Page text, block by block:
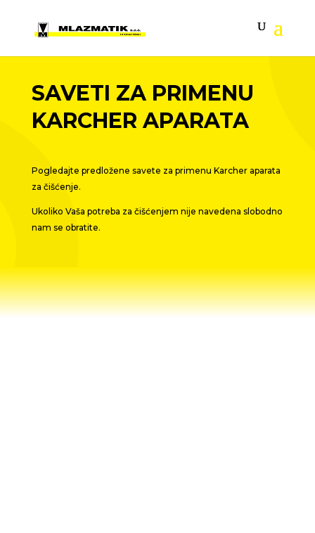
SAVETI ZA PRIMENU
KARCHER APARATA
Pogledajte predložene savete za primenu Karcher aparata
za čišćenje.
Ukoliko Vaša potreba za čišćenjem nije navedena slobodno
nam se obratite.